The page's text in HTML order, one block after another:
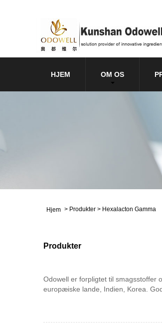
HJEM OM OS
Hjem > Produkter > Hexalacton Gamma
Produkter
Odowell er forpligtet til smagsstoffer
europæiske lande, Indien, Korea.